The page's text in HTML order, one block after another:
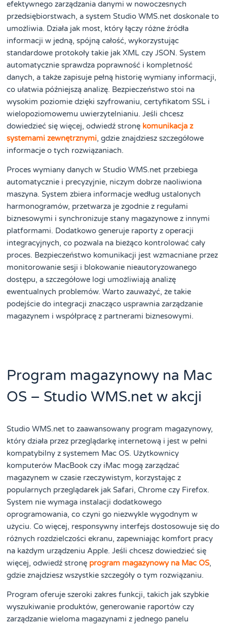
efektywnego zarządzania danymi w nowoczesnych
przedsiębiorstwach, a system Studio WMS.net doskonale to
umożliwia. Działa jak most, który łączy różne źródła
informacji w jedną, spójną całość, wykorzystując
standardowe protokoły takie jak XML czy JSON. System
automatycznie sprawdza poprawność i kompletność
danych, a także zapisuje pełną historię wymiany informacji,
co ułatwia późniejszą analizę. Bezpieczeństwo stoi na
wysokim poziomie dzięki szyfrowaniu, certyfikatom SSL i
wielopoziomowemu uwierzytelnianiu. Jeśli chcesz
dowiedzieć się więcej, odwiedź stronę komunikacja z
systemami zewnętrznymi, gdzie znajdziesz szczegółowe
informacje o tych rozwiązaniach.
Proces wymiany danych w Studio WMS.net przebiega
automatycznie i precyzyjnie, niczym dobrze naoliwiona
maszyna. System zbiera informacje według ustalonych
harmonogramów, przetwarza je zgodnie z regułami
biznesowymi i synchronizuje stany magazynowe z innymi
platformami. Dodatkowo generuje raporty z operacji
integracyjnych, co pozwala na bieżąco kontrolować cały
proces. Bezpieczeństwo komunikacji jest wzmacniane przez
monitorowanie sesji i blokowanie nieautoryzowanego
dostępu, a szczegółowe logi umożliwiają analizę
ewentualnych problemów. Warto zauważyć, że takie
podejście do integracji znacząco usprawnia zarządzanie
magazynem i współpracę z partnerami biznesowymi.
Program magazynowy na Mac
OS – Studio WMS.net w akcji
Studio WMS.net to zaawansowany program magazynowy,
który działa przez przeglądarkę internetową i jest w pełni
kompatybilny z systemem Mac OS. Użytkownicy
komputerów MacBook czy iMac mogą zarządzać
magazynem w czasie rzeczywistym, korzystając z
popularnych przeglądarek jak Safari, Chrome czy Firefox.
System nie wymaga instalacji dodatkowego
oprogramowania, co czyni go niezwykle wygodnym w
użyciu. Co więcej, responsywny interfejs dostosowuje się do
różnych rozdzielczości ekranu, zapewniając komfort pracy
na każdym urządzeniu Apple. Jeśli chcesz dowiedzieć się
więcej, odwiedź stronę program magazynowy na Mac OS,
gdzie znajdziesz wszystkie szczegóły o tym rozwiązaniu.
Program oferuje szeroki zakres funkcji, takich jak szybkie
wyszukiwanie produktów, generowanie raportów czy
zarządzanie wieloma magazynami z jednego panelu